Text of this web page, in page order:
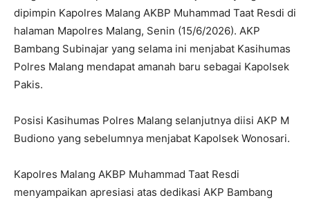
dipimpin Kapolres Malang AKBP Muhammad Taat Resdi di
halaman Mapolres Malang, Senin (15/6/2026). AKP
Bambang Subinajar yang selama ini menjabat Kasihumas
Polres Malang mendapat amanah baru sebagai Kapolsek
Pakis.
Posisi Kasihumas Polres Malang selanjutnya diisi AKP M
Budiono yang sebelumnya menjabat Kapolsek Wonosari.
Kapolres Malang AKBP Muhammad Taat Resdi
menyampaikan apresiasi atas dedikasi AKP Bambang